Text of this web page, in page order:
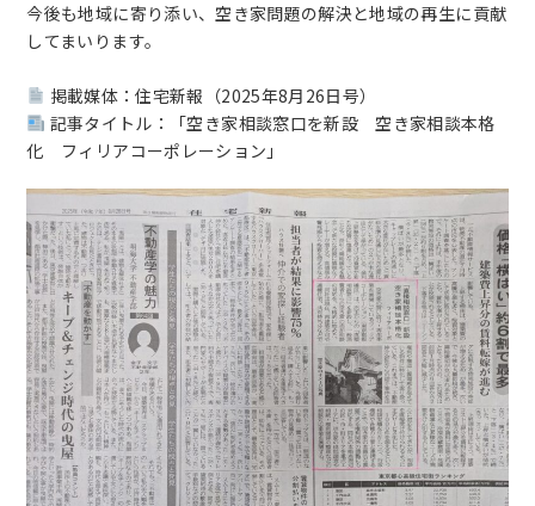
今後も地域に寄り添い、空き家問題の解決と地域の再生に貢献
してまいります。
掲載媒体：住宅新報（2025年8月26日号）
記事タイトル：「空き家相談窓口を新設 空き家相談本格
化 フィリアコーポレーション」